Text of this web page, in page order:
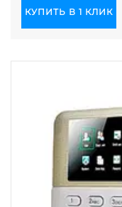
КУПИТЬ В 1 КЛИК